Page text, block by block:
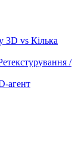
3D vs Кілька
/
агент